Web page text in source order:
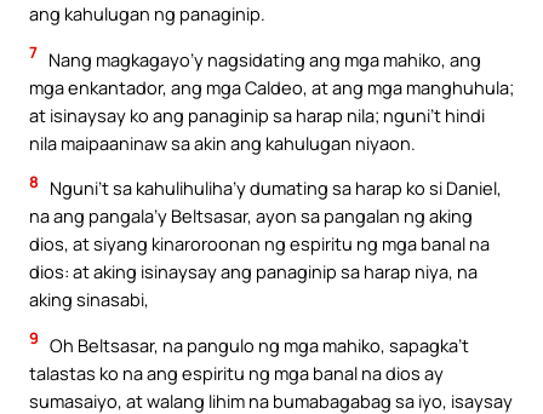
ang kahulugan ng panaginip.
7 Nang magkagayo’y nagsidating ang mga mahiko, ang
mga enkantador, ang mga Caldeo, at ang mga manghuhula;
at isinaysay ko ang panaginip sa harap nila; nguni’t hindi
nila maipaaninaw sa akin ang kahulugan niyaon.
8
Nguni’t sa kahulihuliha’y dumating sa harap ko si Daniel,
na ang pangala’y Beltsasar, ayon sa pangalan ng aking
dios, at siyang kinaroroonan ng espiritu ng mga banal na
dios: at aking isinaysay ang panaginip sa harap niya, na
aking sinasabi,
9 Oh Beltsasar, na pangulo ng mga mahiko, sapagka’t
talastas ko na ang espiritu ng mga banal na dios ay
sumasaiyo, at walang lihim na bumabagabag sa iyo, isaysay